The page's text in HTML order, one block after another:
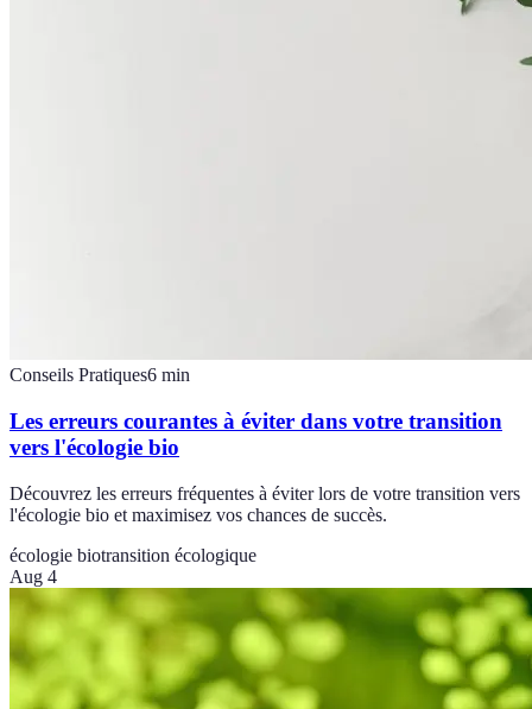
Conseils Pratiques6 min
Les erreurs courantes à éviter dans votre transition
vers l'écologie bio
Découvrez les erreurs fréquentes à éviter lors de votre transition vers
l'écologie bio et maximisez vos chances de succès.
écologie biotransition écologique
Aug 4